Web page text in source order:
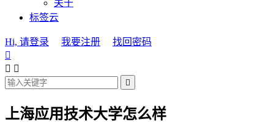
关于
标签云
Hi, 请登录 我要注册
找回密码

 

上海应用技术大学怎么样